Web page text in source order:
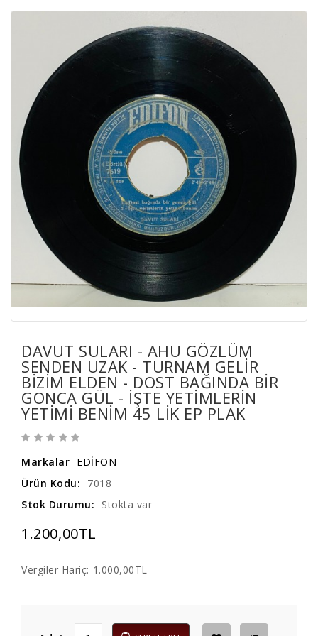
DAVUT SULARI - AHU GÖZLÜM
SENDEN UZAK - TURNAM GELIR
BIZIM ELDEN - DOST BAĞINDA BIR
GONCA GÜL - IŞTE YETIMLERIN
YETIMI BENIM 45 LIK EP PLAK
Markalar EDİFON
Ürün Kodu:
7018
Stok Durumu:
Stokta var
1.200,00TL
Vergiler Hariç: 1.000,00TL